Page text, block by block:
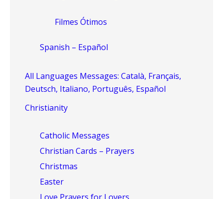
Filmes Ótimos
Spanish – Español
All Languages Messages: Català, Français,
Deutsch, Italiano, Português, Español
Christianity
Catholic Messages
Christian Cards – Prayers
Christmas
Easter
Love Prayers for Lovers